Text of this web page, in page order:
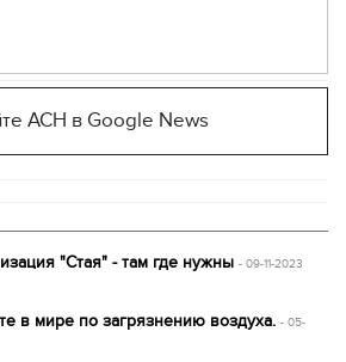
АСН в Google News
"Стая" - там где нужны - 09-11-2023
в мире по загрязнению воздуха. - 05-